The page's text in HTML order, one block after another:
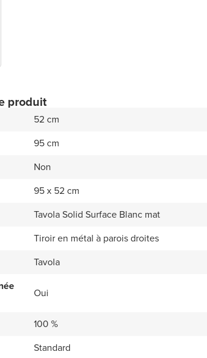
produit
52 cm
95 cm
Non
95 x 52 cm
Tavola Solid Surface Blanc mat
Tiroir en métal à parois droites
Tavola
Oui
100 %
Standard